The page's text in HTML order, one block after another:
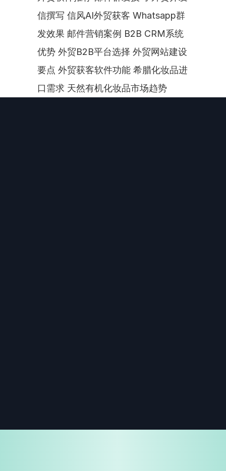
信撰写 信风AI外贸获客 Whatsapp群
发效果 邮件营销案例 B2B CRM系统
优势 外贸B2B平台选择 外贸网站建设
要点 外贸获客软件功能 希腊化妆品进
口需求 天然有机化妆品市场趋势